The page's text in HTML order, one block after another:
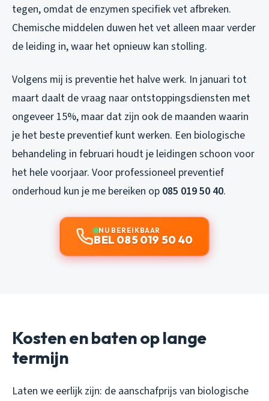
tegen, omdat de enzymen specifiek vet afbreken.
Chemische middelen duwen het vet alleen maar verder
de leiding in, waar het opnieuw kan stolling.
Volgens mij is preventie het halve werk. In januari tot
maart daalt de vraag naar ontstoppingsdiensten met
ongeveer 15%, maar dat zijn ook de maanden waarin
je het beste preventief kunt werken. Een biologische
behandeling in februari houdt je leidingen schoon voor
het hele voorjaar. Voor professioneel preventief
onderhoud kun je me bereiken op 085 019 50 40.
NU BEREIKBAAR
BEL 085 019 50 40
Kosten en baten op lange
termijn
Laten we eerlijk zijn: de aanschafprijs van biologische